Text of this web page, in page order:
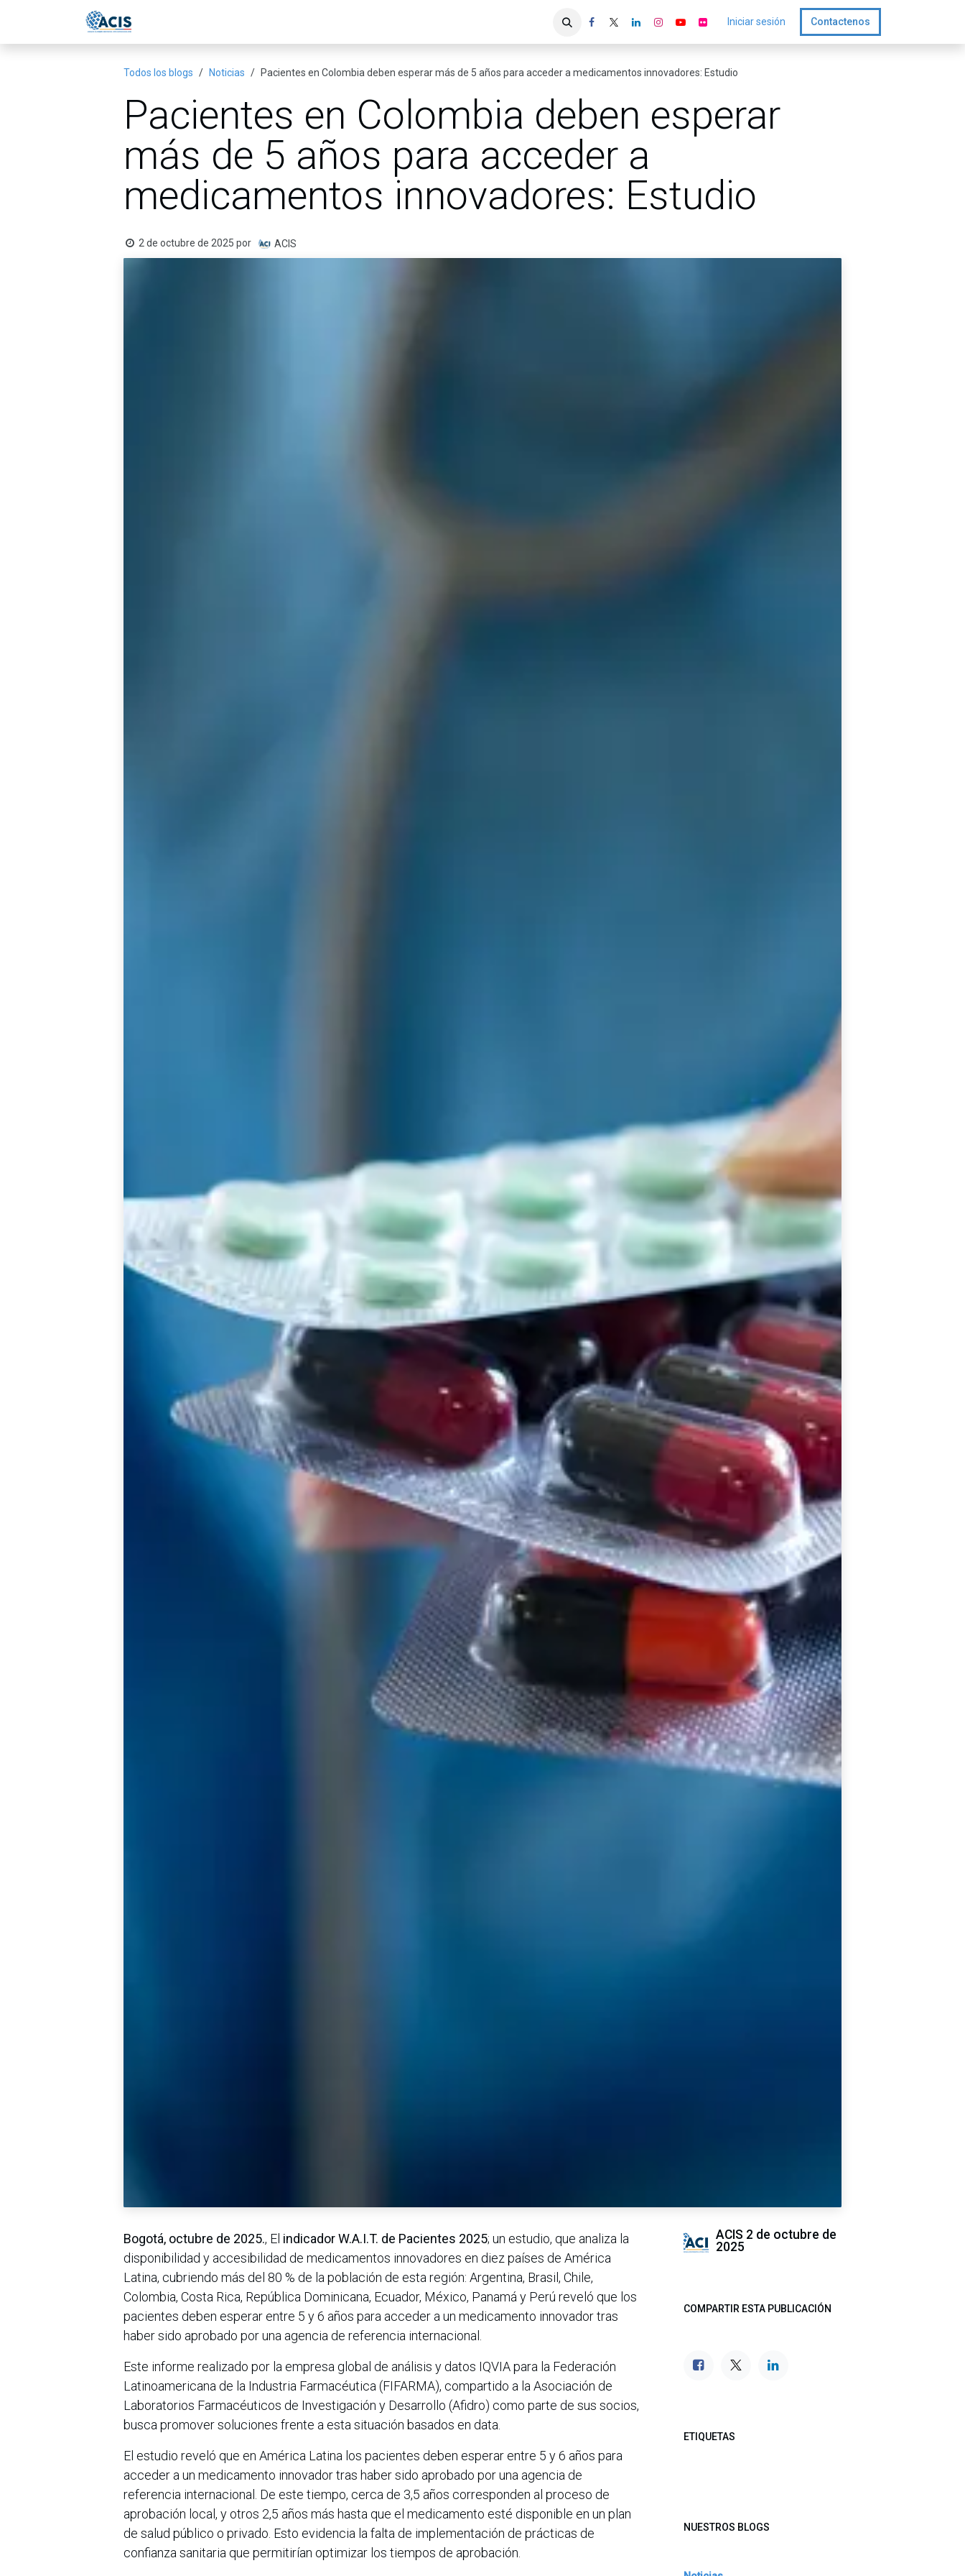
Iniciar sesión Contactenos
Todos los blogs Noticias Pacientes en Colombia deben esperar más de 5 años para acceder a medicamentos innovadores: Estudio
Pacientes en Colombia deben esperar
más de 5 años para acceder a
medicamentos innovadores: Estudio
2 de octubre de 2025 por ACIS
Bogotá, octubre de 2025., El indicador W.A.I.T. de Pacientes 2025; un estudio, que analiza la
disponibilidad y accesibilidad de medicamentos innovadores en diez países de América
Latina, cubriendo más del 80 % de la población de esta región: Argentina, Brasil, Chile,
Colombia, Costa Rica, República Dominicana, Ecuador, México, Panamá y Perú reveló que los
pacientes deben esperar entre 5 y 6 años para acceder a un medicamento innovador tras
haber sido aprobado por una agencia de referencia internacional.
Este informe realizado por la empresa global de análisis y datos IQVIA para la Federación
Latinoamericana de la Industria Farmacéutica (FIFARMA), compartido a la Asociación de
Laboratorios Farmacéuticos de Investigación y Desarrollo (Afidro) como parte de sus socios,
busca promover soluciones frente a esta situación basados en data.
El estudio reveló que en América Latina los pacientes deben esperar entre 5 y 6 años para
acceder a un medicamento innovador tras haber sido aprobado por una agencia de
referencia internacional. De este tiempo, cerca de 3,5 años corresponden al proceso de
aprobación local, y otros 2,5 años más hasta que el medicamento esté disponible en un plan
de salud público o privado. Esto evidencia la falta de implementación de prácticas de
confianza sanitaria que permitirían optimizar los tiempos de aprobación.
ACIS 2 de octubre de
2025
COMPARTIR ESTA PUBLICACIÓN
ETIQUETAS
NUESTROS BLOGS